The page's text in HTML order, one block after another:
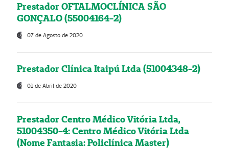
Prestador OFTALMOCLÍNICA SÃO
GONÇALO (55004164-2)
07 de Agosto de 2020
Prestador Clínica Itaipú Ltda (51004348-2)
01 de Abril de 2020
Prestador Centro Médico Vitória Ltda,
51004350-4: Centro Médico Vitória Ltda
(Nome Fantasia: Policlínica Master)